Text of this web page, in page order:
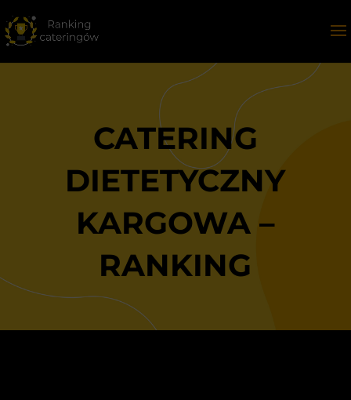
CATERING
DIETETYCZNY
KARGOWA –
RANKING